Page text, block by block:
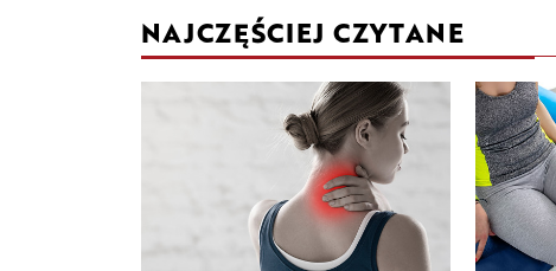
NAJCZĘŚCIEJ CZYTANE